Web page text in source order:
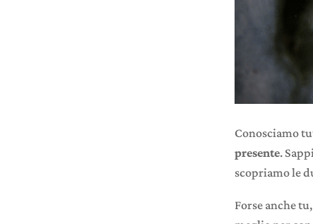
Conosciamo
presente.
scopriamo le
Forse anche